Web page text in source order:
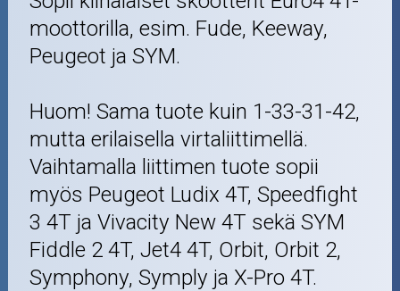
moottorilla, esim. Fude, Keeway,
Peugeot ja SYM.
Huom! Sama tuote kuin 1-33-31-42,
mutta erilaisella virtaliittimellä.
Vaihtamalla liittimen tuote sopii
myös Peugeot Ludix 4T, Speedfight
3 4T ja Vivacity New 4T sekä SYM
Fiddle 2 4T, Jet4 4T, Orbit, Orbit 2,
Symphony, Symply ja X-Pro 4T.